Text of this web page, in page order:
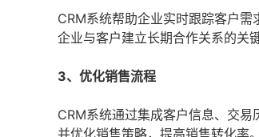
CRM系统帮助企业实时跟踪客户
企业与客户建立长期合作关系的关键
3、优化销售流程
CRM系统通过集成客户信息、交易
并优化销售策略，提高销售转化率。